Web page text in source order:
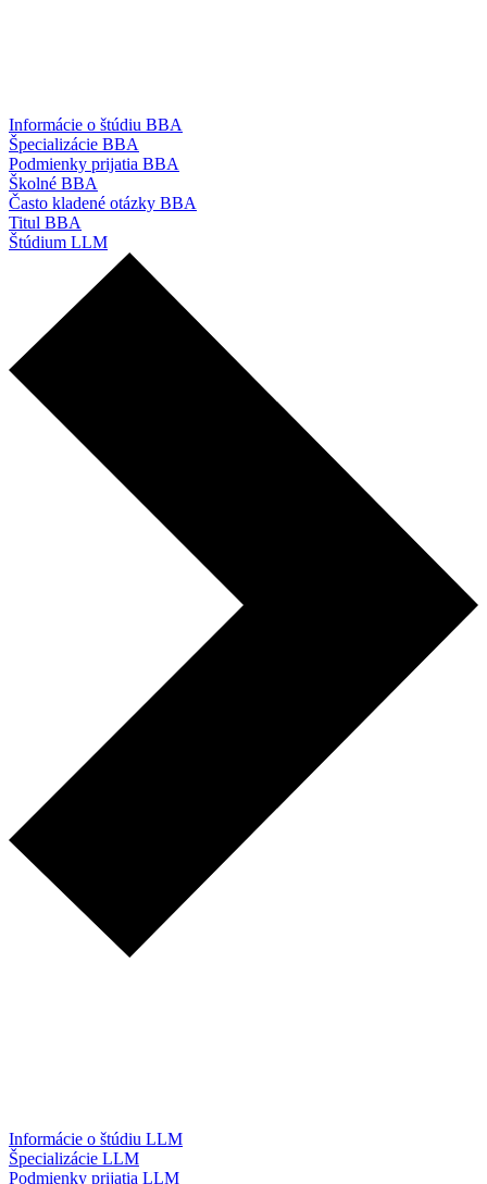
Informácie o štúdiu BBA
Špecializácie BBA
Podmienky prijatia BBA
Školné BBA
Často kladené otázky BBA
Titul BBA
Štúdium LLM
Informácie o štúdiu LLM
Špecializácie LLM
Podmienky prijatia LLM